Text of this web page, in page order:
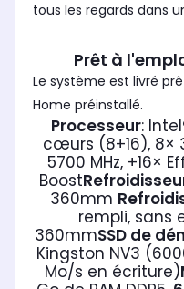
tous les regards dans
Prêt à
Le système est livré
Home préinstallé.
Processeur:
cœurs (8+16), 8×
5700 MHz, +16×
Boost
360mm
rempli, sans
360mmSSD de
Kingston NV3
Mo/s en écriture)